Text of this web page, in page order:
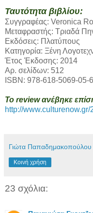
Ταυτότητα βιβλίου:
Συγγραφέας: Veronica
Μεταφραστής: Τριαδά
Εκδόσεις: Πλατύπους
Κατηγορία: Ξένη
Έτος Έκδοσης: 2014
Αρ. σελίδων: 512
ISBN: 978-618-5069-05-6
Το review ανέβηκε
http://
Γιώτα Παπαδημακοπούλου
Κοινή χρήση
23 σχόλια: